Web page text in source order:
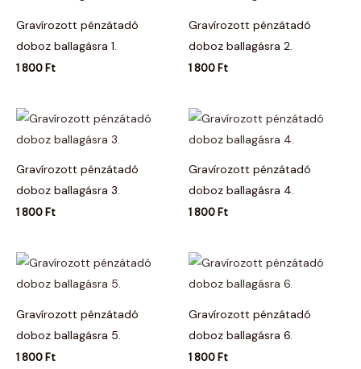
Gravírozott pénzátadó
doboz ballagásra 1.
1 800 Ft
Gravírozott pénzátadó
doboz ballagásra 2.
1 800 Ft
Gravírozott pénzátadó
doboz ballagásra 3.
1 800 Ft
Gravírozott pénzátadó
doboz ballagásra 4.
1 800 Ft
Gravírozott pénzátadó
doboz ballagásra 5.
1 800Ft
Gravírozott pénzátadó
doboz ballagásra 6.
1 800Ft